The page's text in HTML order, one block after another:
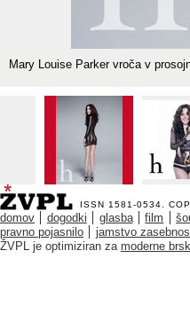
Mary Louise Parker vroča v
ISSN 1581-0534.
domov dogodki glasba film
pravno pojasnilo
jamstvo
ŽVPL je optimiziran za moderne